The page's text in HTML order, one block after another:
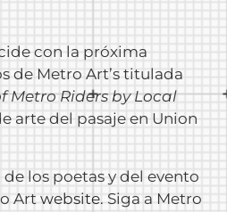
con la próxima
de Metro Art’s titulada
Metro Riders by Local
arte del pasaje en Union
los poetas y del evento
Art website. Siga a Metro